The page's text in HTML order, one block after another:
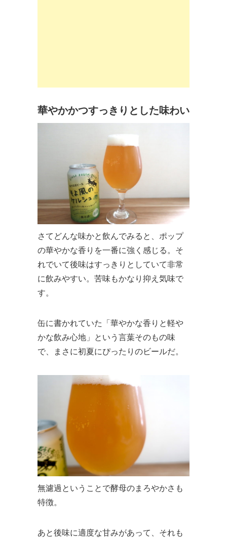
華やかかつすっきりとした味わい
さてどんな味かと飲んでみると、ポップ
の華やかな香りを一番に強く感じる。そ
れでいて後味はすっきりとしていて非常
に飲みやすい。苦味もかなり抑え気味で
す。
缶に書かれていた「華やかな香りと軽や
かな飲み心地」という言葉そのもの味
で、まさに初夏にぴったりのビールだ。
無濾過ということで酵母のまろやかさも
特徴。
あと後味に適度な甘みがあって、それも